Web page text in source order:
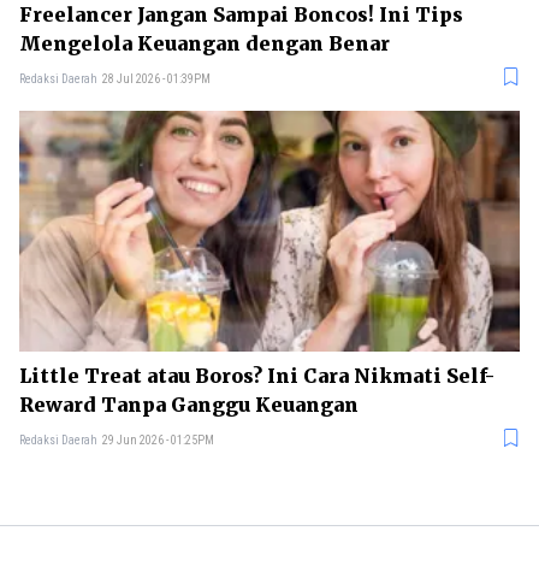
Freelancer Jangan Sampai Boncos! Ini Tips
Mengelola Keuangan dengan Benar
Redaksi Daerah 28 Jul 2026 - 01:39PM
Little Treat atau Boros? Ini Cara Nikmati Self-
Reward Tanpa Ganggu Keuangan
Redaksi Daerah 29 Jun 2026 - 01:25PM